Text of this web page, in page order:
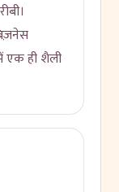
एक ही शैली